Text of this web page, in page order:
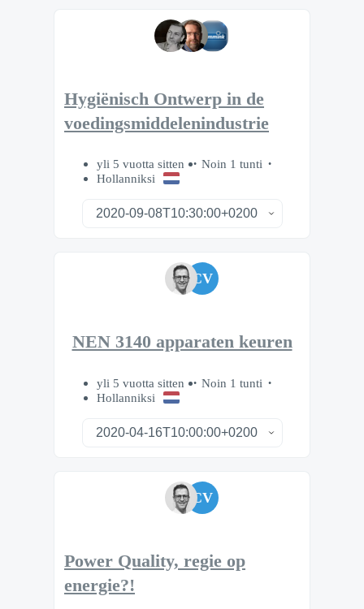
Hygiënisch Ontwerp in de
voedingsmiddelenindustrie
yli 5 vuotta sitten
Noin 1 tunti
Hollanniksi
CV
NEN 3140 apparaten keuren
yli 5 vuotta sitten
Noin 1 tunti
Hollanniksi
CV
Power Quality, regie op
energie?!